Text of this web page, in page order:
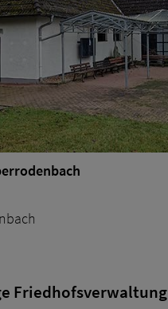
Friedhofsverwaltung